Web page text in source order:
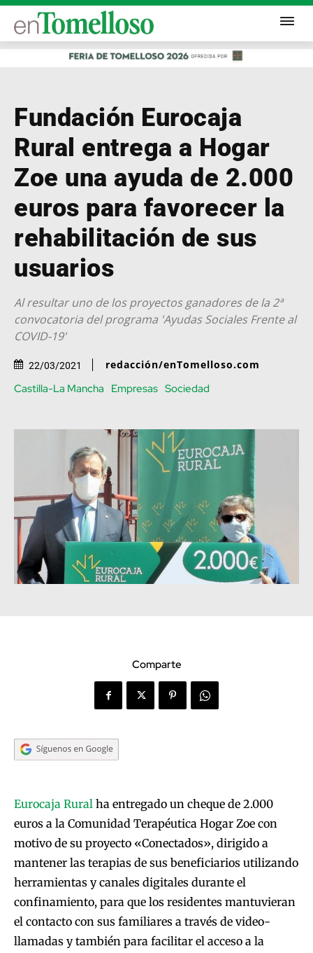
Fundación Eurocaja
Rural entrega a Hogar
Zoe una ayuda de 2.000
euros para favorecer la
rehabilitación de sus
usuarios
Al resultar uno de los proyectos ganadores de la 2ª
convocatoria del programa 'Ayudas Sociales Frente al
COVID-19'
22/03/2021 redacción/enTomelloso.com
Castilla-La Mancha Empresas Sociedad
Comparte
Eurocaja Rural ha entregado un cheque de 2.000
euros a la Comunidad Terapéutica Hogar Zoe con
motivo de su proyecto «Conectados», dirigido a
mantener las terapias de sus beneficiarios utilizando
herramientas y canales digitales durante el
confinamiento, para que los residentes mantuvieran
el contacto con sus familiares a través de video-
llamadas y también para facilitar el acceso a la